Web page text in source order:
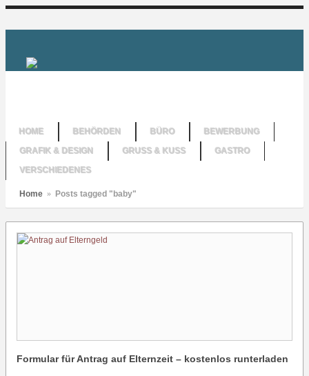
HOME BEHÖRDEN BÜRO
BEWERBUNG
GRAFIK & DESIGN
GRUSS & KUSS
GASTRO
VERSCHIEDENES
Home » Posts tagged "baby"
Formular für Antrag auf Elternzeit – kostenlos runterladen